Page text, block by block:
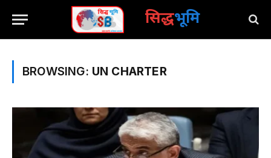
सिद्धभूमि
BROWSING: UN CHARTER